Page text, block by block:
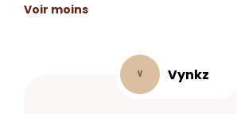
Voir moins
V Vynkz